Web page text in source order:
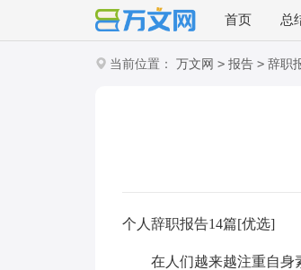
首页 总
当前位置： 万文网 > 报告 > 辞职
个人辞职报告14篇[优选]
在人们越来越注重自身素